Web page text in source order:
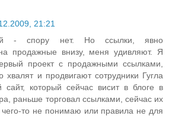
21:21
- спору нет. Но ссылки, явно
продажные внизу, меня удивляют. Я
проект с продажными ссылками,
хвалят и продвигают сотрудники Гугла
сайт, который сейчас висит в блоге в
раньше торговал ссылками, сейчас их
то не понимаю или правила не для